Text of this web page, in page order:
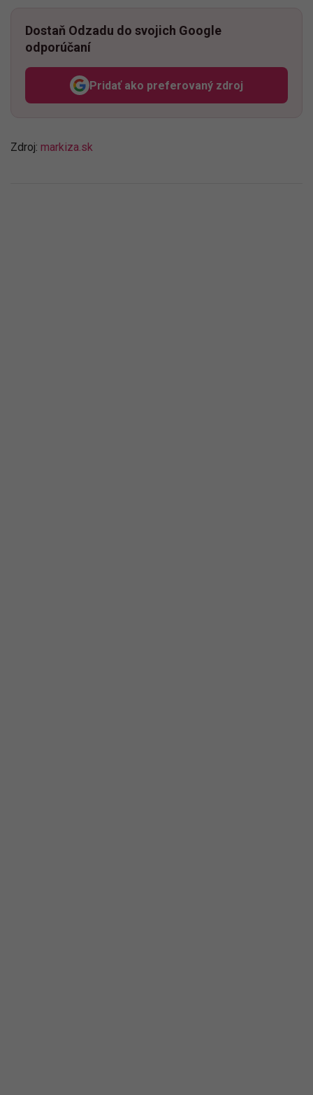
Dostaň Odzadu do svojich Google
odporúčaní
Pridať ako preferovaný zdroj
Odzadu, odkaz sa otvorí v
Zdroj: markiza.sk